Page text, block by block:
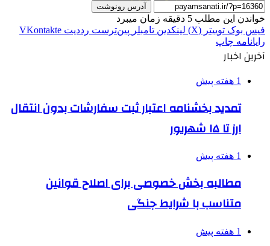
آدرس رونوشت
خواندن این مطلب 5 دقیقه زمان میبرد
فیس بوک توییتر (X) لینکدین ‫تامبلر ‫پین‌ترست ‫رددیت ‫VKontakte
رایانامه چاپ
آخرین اخبار
1 هفته پیش
تمدید بخشنامه اعتبار ثبت سفارشات بدون انتقال
ارز تا ۱۵ شهریور
1 هفته پیش
مطالبه بخش خصوصی برای اصلاح قوانین
متناسب با شرایط جنگی
1 هفته پیش